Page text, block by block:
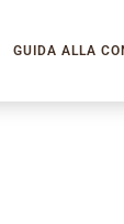
GUIDA ALLA